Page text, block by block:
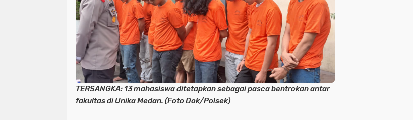
TERSANGKA: 13 mahasiswa ditetapkan sebagai pasca bentrokan antar
fakultas di Unika Medan. (Foto Dok/Polsek)